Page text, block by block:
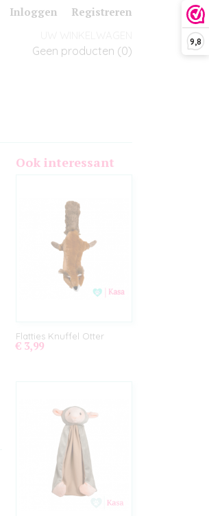
9,8
Inloggen Registreren
Geen producten (0)
Ook interessant
Flatties Knuffel Otter
€ 3,99